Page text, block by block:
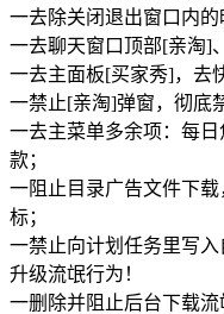
一去除关闭退出窗口内的
一去聊天窗口顶部[亲淘]
一去主面板[买家秀]，去
一禁止[亲淘]弹窗，彻底
一去主菜单多余项：每
款；
一阻止目录广告文件下载
标；
一禁止向计划任务里写
升级流氓行为！
一删除并阻止后台下载